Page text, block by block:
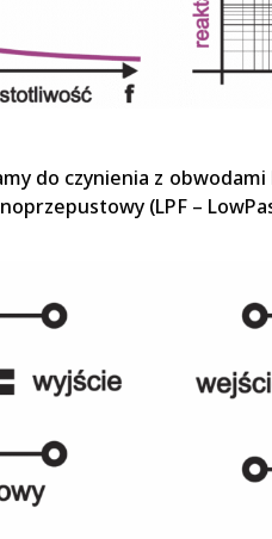
do czynienia z
(LPF –